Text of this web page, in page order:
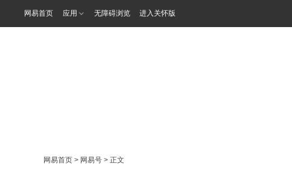
网易首页 应用 无障碍浏览 进入关怀版
网易首页 > 网易号 > 正文